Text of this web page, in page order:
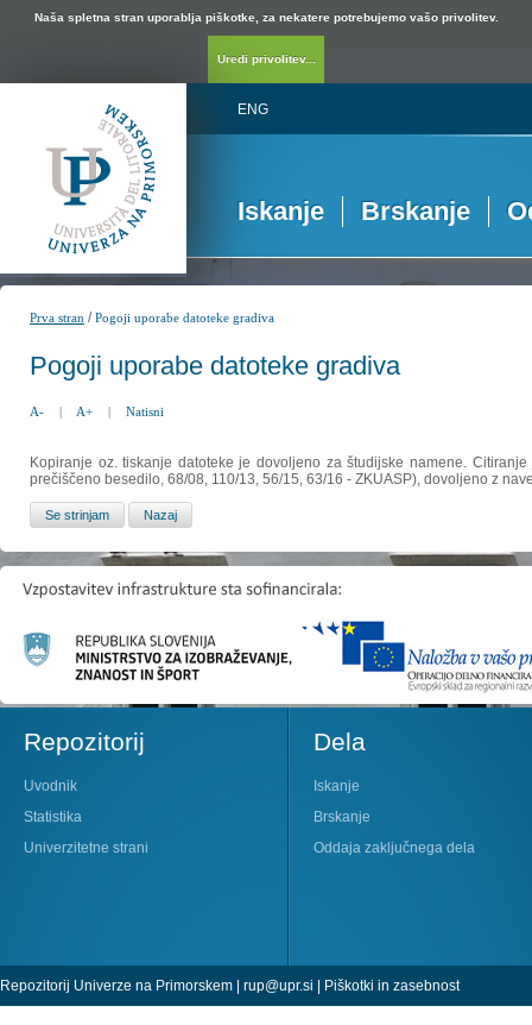
Naša spletna stran uporablja piškotke, za nekatere potrebujemo vašo privolitev.
Uredi privolitev...
ENG
Iskanje Brskanje
Prva stran /Pogoji uporabe datoteke gradiva
Pogoji uporabe datoteke gradiva
A- | A+ | Natisni
Kopiranje oz. tiskanje datoteke je dovoljeno za študijske namene.
prečiščeno besedilo, 68/08, 110/13, 56/15, 63/16 - ZKUASP), dovoljeno z
Repozitorij
Uvodnik
Statistika
Univerzitetne strani
Dela
Iskanje
Brskanje
Oddaja zaključnega dela
Repozitorij Univerze na Primorskem | rup@upr.si | Piškotki in zasebnost